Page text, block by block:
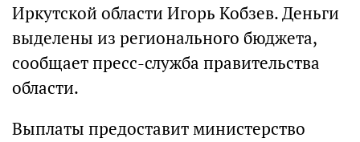
Иркутской области Игорь Кобзев. Деньги
выделены из регионального бюджета,
сообщает пресс-служба правительства
области.
Выплаты предоставит министерство